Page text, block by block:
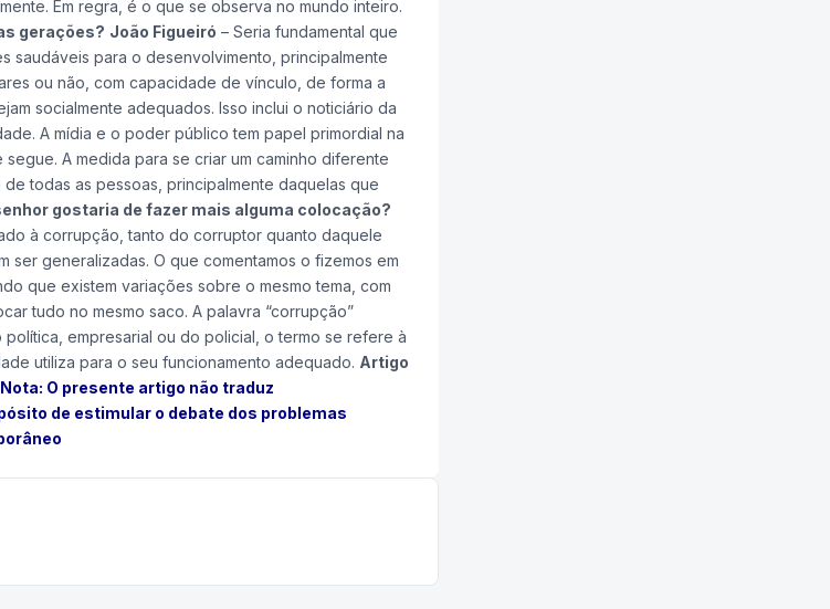
Em regra, é o que se observa no mundo inteiro.
gerações? João Figueiró – Seria fundamental que
saudáveis para o desenvolvimento, principalmente
ou não, com capacidade de vínculo, de forma a
socialmente adequados. Isso inclui o noticiário da
A mídia e o poder público tem papel primordial na
A medida para se criar um caminho diferente
todas as pessoas, principalmente daquelas que
gostaria de fazer mais alguma colocação?
à corrupção, tanto do corruptor quanto daquele
generalizadas. O que comentamos o fizemos em
que existem variações sobre o mesmo tema, com
tudo no mesmo saco. A palavra “corrupção”
empresarial ou do policial, o termo se refere à
utiliza para o seu funcionamento adequado. Artigo
Nota: O presente artigo não traduz
de estimular o debate dos problemas